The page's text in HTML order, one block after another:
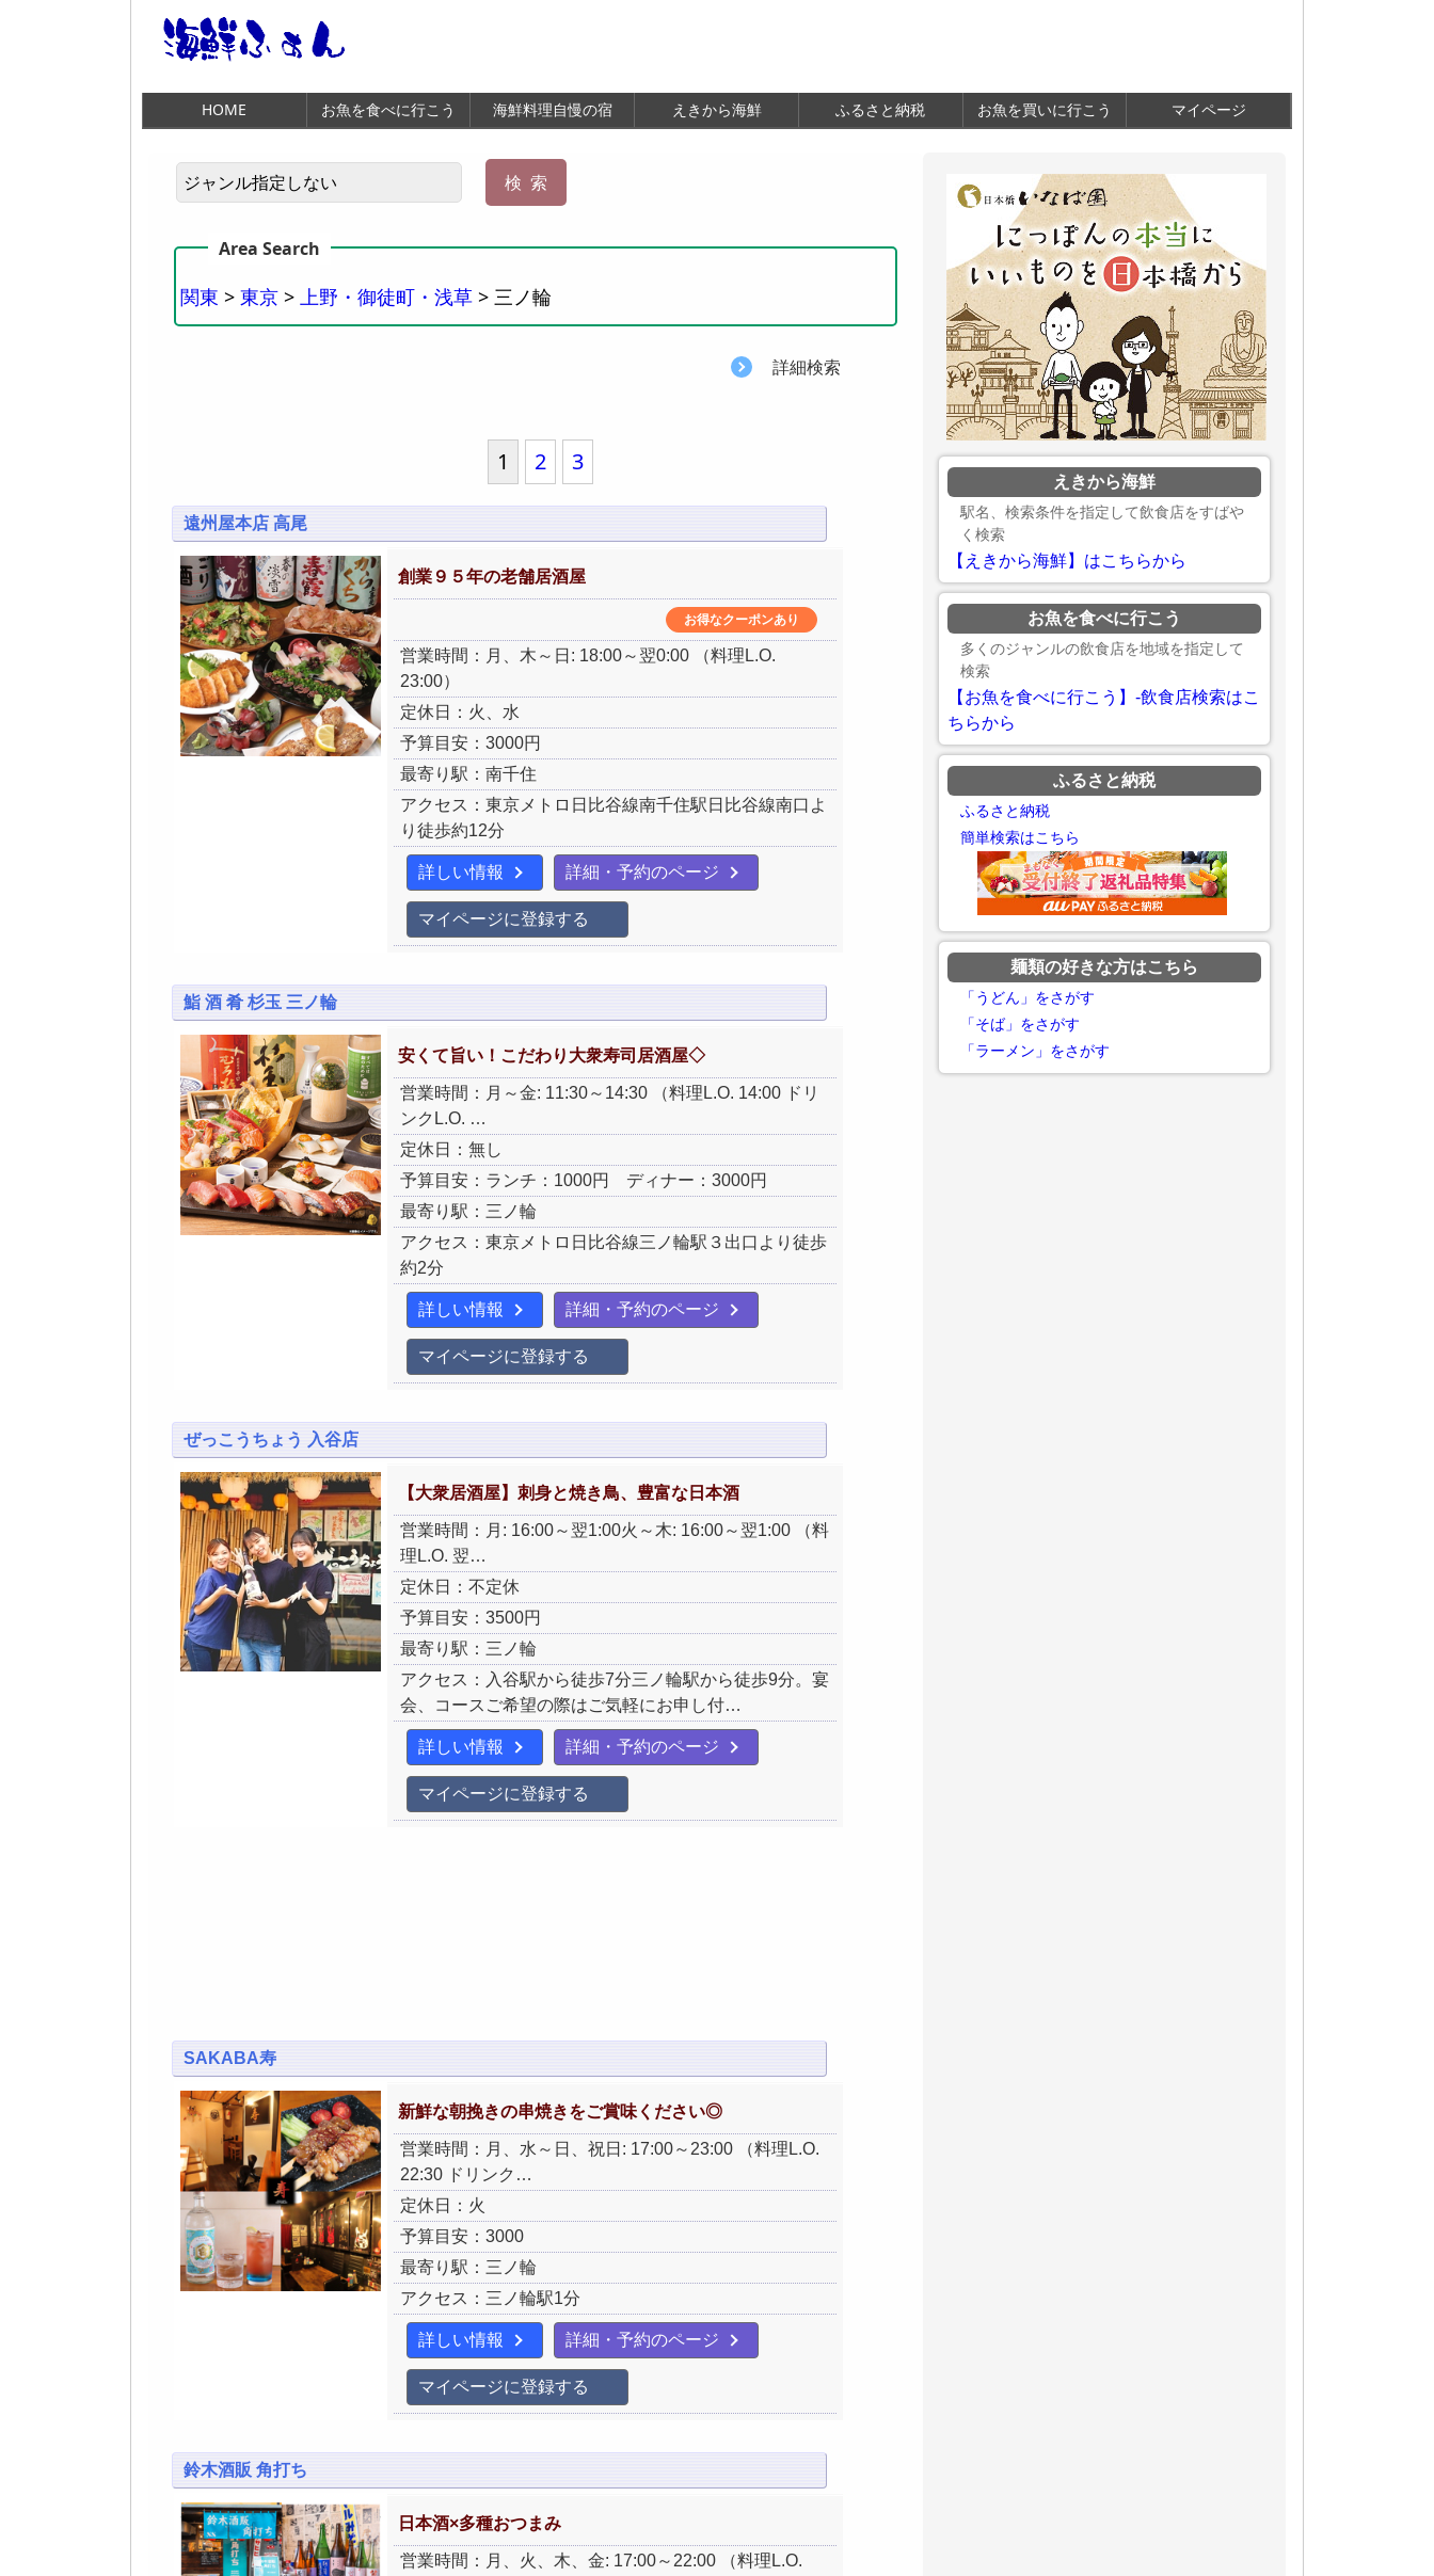
HOME お魚を食べに行こう 海鮮料理自慢の宿 えきから海鮮 ふるさと納税 お魚を買いに行こう マイページ
関東 > 東京 > 上野・御徒町・浅草 > 三ノ輪
詳細検索
1 2 3
遠州屋本店 高尾
創業９５年の老舗居酒屋
お得なクーポンあり
営業時間：月、木～日: 18:00～翌0:00 （料理L.O.
23:00）
定休日：火、水
予算目安：3000円
最寄り駅：南千住
アクセス：東京メトロ日比谷線南千住駅日比谷線南口よ
り徒歩約12分
詳しい情報 詳細・予約のページ
マイページに登録する
鮨 酒 肴 杉玉 三ノ輪
安くて旨い！こだわり大衆寿司居酒屋◇
営業時間：月～金: 11:30～14:30 （料理L.O. 14:00 ドリ
ンクL.O. …
定休日：無し
予算目安：ランチ：1000円 ディナー：3000円
最寄り駅：三ノ輪
アクセス：東京メトロ日比谷線三ノ輪駅３出口より徒歩
約2分
詳しい情報 詳細・予約のページ
マイページに登録する
ぜっこうちょう 入谷店
【大衆居酒屋】刺身と焼き鳥、豊富な日本酒
営業時間：月: 16:00～翌1:00火～木: 16:00～翌1:00 （料
理L.O. 翌…
定休日：不定休
予算目安：3500円
最寄り駅：三ノ輪
アクセス：入谷駅から徒歩7分三ノ輪駅から徒歩9分。宴
会、コースご希望の際はご気軽にお申し付…
詳しい情報 詳細・予約のページ
マイページに登録する
SAKABA寿
新鮮な朝挽きの串焼きをご賞味ください◎
営業時間：月、水～日、祝日: 17:00～23:00 （料理L.O.
22:30 ドリンク…
定休日：火
予算目安：3000
最寄り駅：三ノ輪
アクセス：三ノ輪駅1分
詳しい情報 詳細・予約のページ
マイページに登録する
鈴木酒販 角打ち
日本酒×多種おつまみ
営業時間：月、火、木、金: 17:00～22:00 （料理L.O.
えきから海鮮
駅名、検索条件を指定して飲食店をすばや
く検索
【えきから海鮮】はこちらから
お魚を食べに行こう
多くのジャンルの飲食店を地域を指定して
検索
【お魚を食べに行こう】-飲食店検索はこ
ちらから
ふるさと納税
ふるさと納税
簡単検索はこちら
麺類の好きな方はこちら
「うどん」をさがす
「そば」をさがす
「ラーメン」をさがす